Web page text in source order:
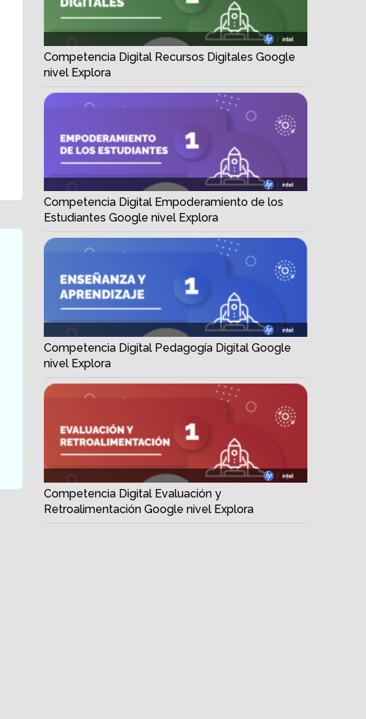
Competencia Digital Recursos Digitales Google
nivel Explora
Competencia Digital Empoderamiento de los
Estudiantes Google nivel Explora
Competencia Digital Pedagogía Digital Google
nivel Explora
Competencia Digital Evaluación y
Retroalimentación Google nivel Explora